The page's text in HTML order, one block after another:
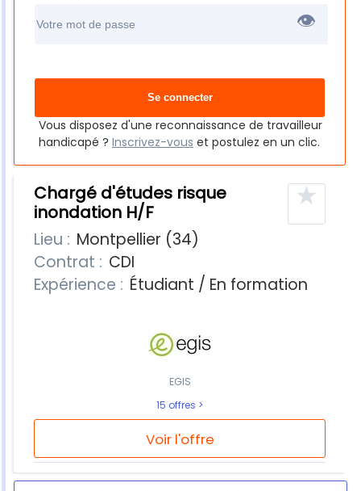
👁
Vous disposez d'une reconnaissance de travailleur
handicapé ? Inscrivez-vous et postulez en un clic.
Chargé d'études risque
inondation H/F
★
Lieu : Montpellier (34)
Contrat : CDI
Expérience : Étudiant / En formation
Voir l'offre
EGIS
15 offres